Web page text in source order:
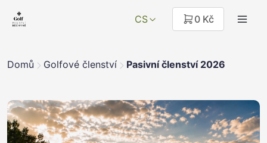
CS 0 Kč
Domů Golfové členství Pasivní členství 2026